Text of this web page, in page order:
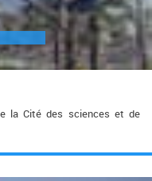
la Cité des sciences et de